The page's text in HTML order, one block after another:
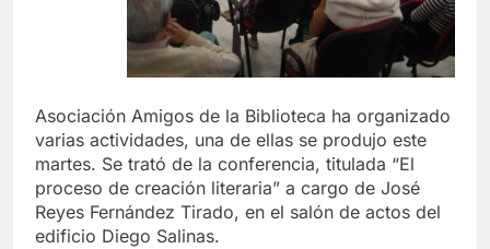
Asociación Amigos de la Biblioteca ha organizado
varias actividades, una de ellas se produjo este
martes. Se trató de la conferencia, titulada “El
proceso de creación literaria” a cargo de José
Reyes Fernández Tirado, en el salón de actos del
edificio Diego Salinas.